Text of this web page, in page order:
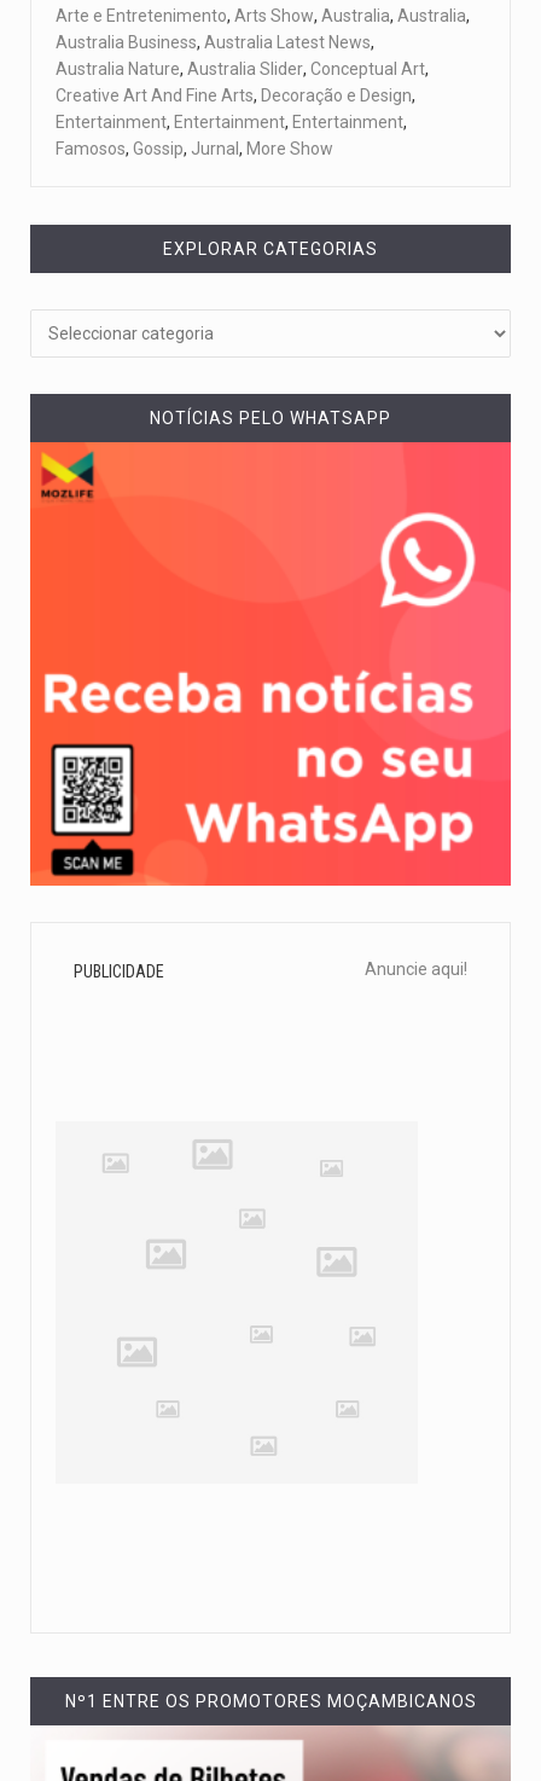
Arte e Entretenimento, Arts Show, Australia, Australia,
Australia Business, Australia Latest News,
Australia Nature, Australia Slider, Conceptual Art,
Creative Art And Fine Arts, Decoração e Design,
Entertainment, Entertainment, Entertainment,
Famosos, Gossip, Jurnal, More Show
EXPLORAR CATEGORIAS
NOTÍCIAS PELO WHATSAPP
PUBLICIDADE Anuncie aqui!
Nº1 ENTRE OS PROMOTORES MOÇAMBICANOS